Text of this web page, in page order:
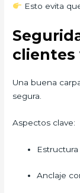
Esto evita
clientes
Una buena
segura.
Aspectos clave:
Anclaje